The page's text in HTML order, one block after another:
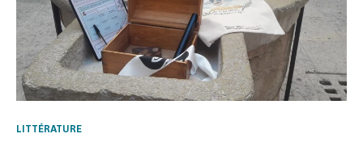
LITTÉRATURE